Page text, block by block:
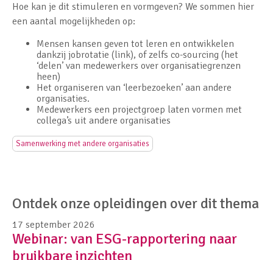
Hoe kan je dit stimuleren en vormgeven? We sommen hier
een aantal mogelijkheden op:
Mensen kansen geven tot leren en ontwikkelen
dankzij jobrotatie (link), of zelfs co-sourcing (het
‘delen’ van medewerkers over organisatiegrenzen
heen)
Het organiseren van ‘leerbezoeken’ aan andere
organisaties.
Medewerkers een projectgroep laten vormen met
collega’s uit andere organisaties
Samenwerking met andere organisaties
Ontdek onze opleidingen over dit thema
17 september 2026
Webinar: van ESG-rapportering naar
bruikbare inzichten